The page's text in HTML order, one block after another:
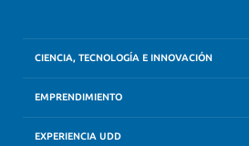
CIENCIA, TECNOLOGÍA E INNOVACIÓN
EMPRENDIMIENTO
EXPERIENCIA UDD